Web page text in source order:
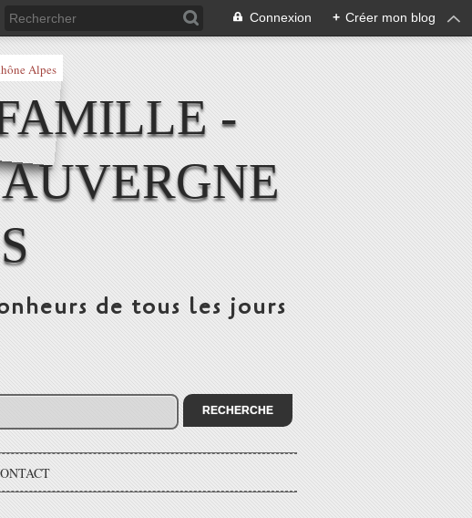
Connexion + Créer mon blog
-
de tous les jours